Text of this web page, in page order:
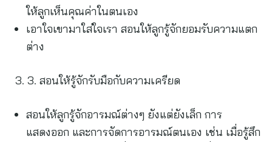
ให้ลูกเห็นคุณค่าในตนเอง
เอาใจเขามาใส่ใจเรา สอนให้ลูกรู้จักยอมรับความแตก
ต่าง
3. สอนให้รู้จักรับมือกับความเครียด
สอนให้ลูกรู้จักอารมณ์ต่างๆ ยังแต่ยังเล็ก การ
แสดงออก และการจัดการอารมณ์ตนเอง เช่น เมื่อรู้สึก